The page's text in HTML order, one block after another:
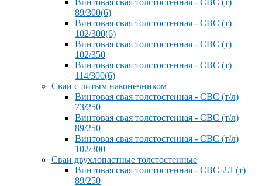
Винтовая свая толстостенная - СВС (т)
89/300(6)
Винтовая свая толстостенная - СВС (т)
102/300(6)
Винтовая свая толстостенная - СВС (т)
102/350
Винтовая свая толстостенная - СВС (т)
114/300(6)
Сваи с литым наконечником
Винтовая свая толстостенная - СВС (т/л)
73/250
Винтовая свая толстостенная - СВС (т/л)
89/250
Винтовая свая толстостенная - СВС (т/л)
102/300
Сваи двухлопастные толстостенные
Винтовая свая толстостенная - СВС-2Л (т)
89/250